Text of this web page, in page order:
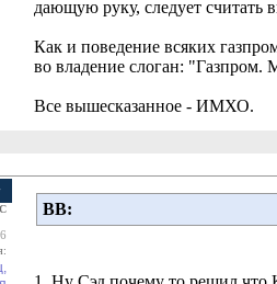
дающую руку, следует считать
Как и поведение всяких
во владение слоган: "Газпром.
Все вышесказанное - ИМХО.
ВВ: